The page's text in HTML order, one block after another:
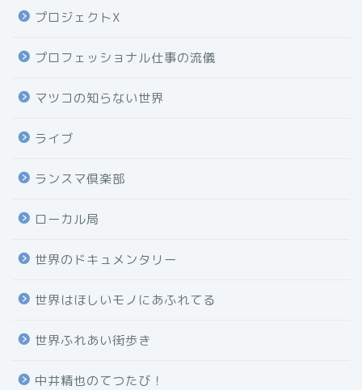
プロジェクトX
プロフェッショナル仕事の流儀
マツコの知らない世界
ライブ
ランスマ倶楽部
ローカル局
世界のドキュメンタリー
世界はほしいモノにあふれてる
世界ふれあい街歩き
中井精也のてつたび！